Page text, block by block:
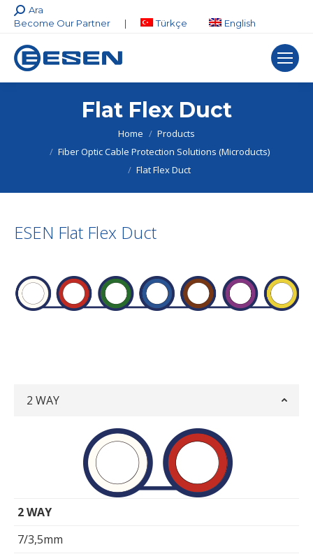
Search:
Ara
Become Our Partner
| Türkçe English
Flat Flex Duct
Home
Products
Fiber Optic Cable Protection Solutions (Microducts)
Flat Flex Duct
ESEN Flat Flex Duct
2 WAY
2 WAY
7/3,5mm